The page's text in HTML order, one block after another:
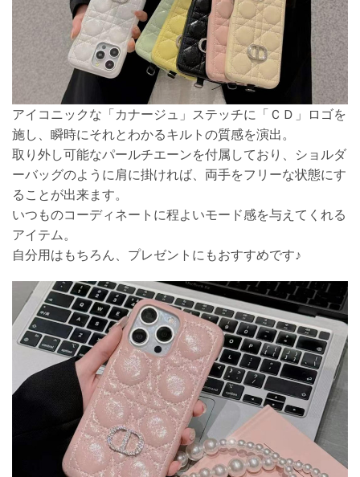
アイコニックな「カナージュ」ステッチに「ＣＤ」ロゴを
施し、瞬時にそれとわかるキルトの質感を演出。
取り外し可能なパールチエーンを付属しており、ショルダ
ーバッグのように肩に掛ければ、両手をフリーな状態にす
ることが出来ます。
いつものコーディネートに程よいモード感を与えてくれる
アイテム。
自分用はもちろん、プレゼントにもおすすめです♪